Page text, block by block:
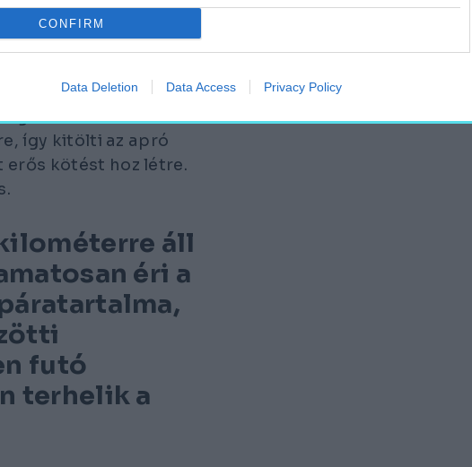
CONFIRM
Data Deletion Data Access Privacy Policy
A HAT KÖZPONTI
KŐELEMBŐL ÁLL.
kellett. A
így kitölti az apró
erős kötést hoz létre.
áll
éri a
futó
terhelik a